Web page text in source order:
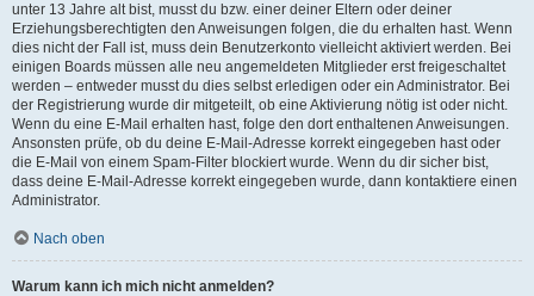
unter 13 Jahre alt bist, musst du bzw. einer deiner Eltern oder deiner
Erziehungsberechtigten den Anweisungen folgen, die du erhalten hast. Wenn
dies nicht der Fall ist, muss dein Benutzerkonto vielleicht aktiviert werden. Bei
einigen Boards müssen alle neu angemeldeten Mitglieder erst freigeschaltet
werden – entweder musst du dies selbst erledigen oder ein Administrator. Bei
der Registrierung wurde dir mitgeteilt, ob eine Aktivierung nötig ist oder nicht.
Wenn du eine E-Mail erhalten hast, folge den dort enthaltenen Anweisungen.
Ansonsten prüfe, ob du deine E-Mail-Adresse korrekt eingegeben hast oder
die E-Mail von einem Spam-Filter blockiert wurde. Wenn du dir sicher bist,
dass deine E-Mail-Adresse korrekt eingegeben wurde, dann kontaktiere einen
Administrator.
Nach oben
Warum kann ich mich nicht anmelden?